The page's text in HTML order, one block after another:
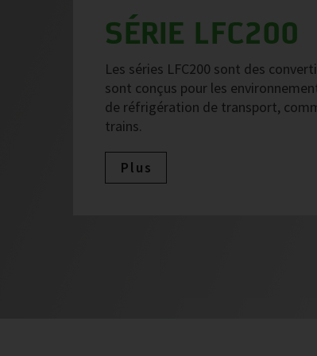
SÉRIE LFC200
Les séries LFC200 sont des
sont conçus pour les
de réfrigération de transport,
trains.
Plus